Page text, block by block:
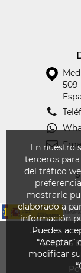
En nuestro
terceros
del tráfico
mostrarle
elaborado a
información
.Puedes
“Aceptar”
modificar
509
© 2026